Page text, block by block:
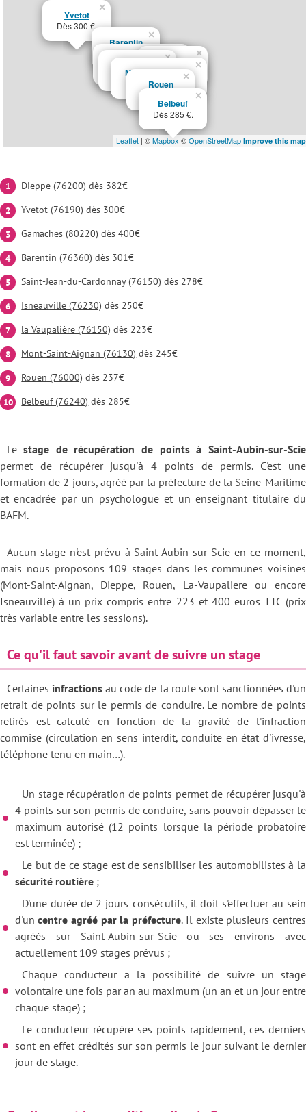
Yvetot
Dès 300 €.
×
Barentin
Dès 301 €.
×
Saint-Jean-du-C...
Dès 278 €.
Isneauville
Dès 250 €.
×
la Vaupalière
Dès 223 €.
×
Mont-Saint-Aign...
Dès 245 €.
×
Rouen
Dès 237 €.
×
Belbeuf
Dès 285 €.
×
Leaflet | ©Mapbox ©OpenStreetMap Improve this map
Dieppe (76200) dès 382€
Yvetot (76190) dès 300€
Gamaches (80220) dès 400€
Barentin (76360) dès 301€
Saint-Jean-du-Cardonnay (76150) dès 278€
Isneauville (76230) dès 250€
la Vaupalière (76150) dès 223€
Mont-Saint-Aignan (76130) dès 245€
Rouen (76000) dès 237€
Belbeuf (76240) dès 285€
Le stage de récupération de points à Saint-Aubin-sur-Scie
permet de récupérer jusqu'à 4 points de permis. C'est une
formation de 2 jours, agréé par la préfecture de la Seine-Maritime
et encadrée par un psychologue et un enseignant titulaire du
BAFM.
Aucun stage n'est prévu à Saint-Aubin-sur-Scie en ce moment,
mais nous proposons 109 stages dans les communes voisines
(Mont-Saint-Aignan, Dieppe, Rouen, La-Vaupaliere ou encore
Isneauville) à un prix compris entre 223 et 400 euros TTC (prix
très variable entre les sessions).
Ce qu'il faut savoir avant de suivre un stage
Certaines infractions au code de la route sont sanctionnées d'un
retrait de points sur le permis de conduire. Le nombre de points
retirés est calculé en fonction de la gravité de l'infraction
commise (circulation en sens interdit, conduite en état d'ivresse,
téléphone tenu en main…).
Un stage récupération de points permet de récupérer jusqu'à
4 points sur son permis de conduire, sans pouvoir dépasser le
maximum autorisé (12 points lorsque la période probatoire
est terminée) ;
Le but de ce stage est de sensibiliser les automobilistes à la
sécurité routière ;
D'une durée de 2 jours consécutifs, il doit s'effectuer au sein
d'un centre agréé par la préfecture. Il existe plusieurs centres
agréés sur Saint-Aubin-sur-Scie ou ses environs avec
actuellement 109 stages prévus ;
Chaque conducteur a la possibilité de suivre un stage
volontaire une fois par an au maximum (un an et un jour entre
chaque stage) ;
Le conducteur récupère ses points rapidement, ces derniers
sont en effet crédités sur son permis le jour suivant le dernier
jour de stage.